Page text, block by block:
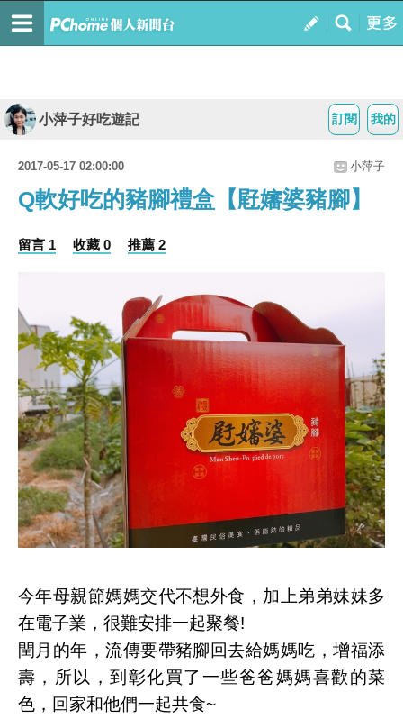
我的
訂閱
小萍子好吃遊記
2017-05-17 02:00:00 小萍子
Q軟好吃的豬腳禮盒【屘嬸婆豬腳】
留言 1 收藏 0 推薦 2
今年母親節媽媽交代不想外食，加上弟弟妹妹多
在電子業，很難安排一起聚餐!
閏月的年，流傳要帶豬腳回去給媽媽吃，增福添
壽，所以，到彰化買了一些爸爸媽媽喜歡的菜
色，回家和他們一起共食~